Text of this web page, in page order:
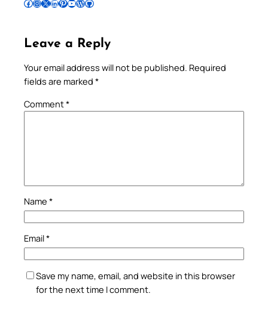
Follow Pradeep on Facebook Follow Pradeep on InstagramFollow Pradeep on X Follow Pradeep on LinkedIn Follow Pradeep on Pinterest Subscribe to Pradeep’s Youtube Channel Follow Pradeep on WordPress Follow Pradeep on GitHub
Leave a Reply
Your email address will not be published. Required
fields are marked *
Comment*
Name *
Email*
Save my name, email, and website in this browser
for the next time I comment.